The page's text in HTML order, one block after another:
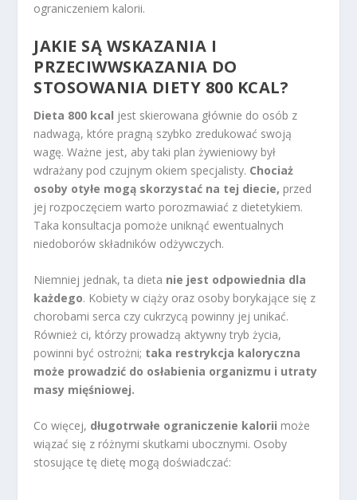
ograniczeniem kalorii.
JAKIE SĄ WSKAZANIA I
PRZECIWWSKAZANIA DO
STOSOWANIA DIETY 800 KCAL?
Dieta 800 kcal jest skierowana głównie do osób z
nadwagą, które pragną szybko zredukować swoją
wagę. Ważne jest, aby taki plan żywieniowy był
wdrażany pod czujnym okiem specjalisty. Chociaż
osoby otyłe mogą skorzystać na tej diecie, przed
jej rozpoczęciem warto porozmawiać z dietetykiem.
Taka konsultacja pomoże uniknąć ewentualnych
niedoborów składników odżywczych.
Niemniej jednak, ta dieta nie jest odpowiednia dla
każdego. Kobiety w ciąży oraz osoby borykające się z
chorobami serca czy cukrzycą powinny jej unikać.
Również ci, którzy prowadzą aktywny tryb życia,
powinni być ostrożni; taka restrykcja kaloryczna
może prowadzić do osłabienia organizmu i utraty
masy mięśniowej.
Co więcej, długotrwałe ograniczenie kalorii może
wiązać się z różnymi skutkami ubocznymi. Osoby
stosujące tę dietę mogą doświadczać: